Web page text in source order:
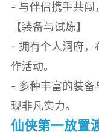
- 与伴侣携手共闯
【装备与试炼】
- 拥有个人洞府，
作活动。
- 多种丰富的装备
现非凡实力。
仙侠第一放置